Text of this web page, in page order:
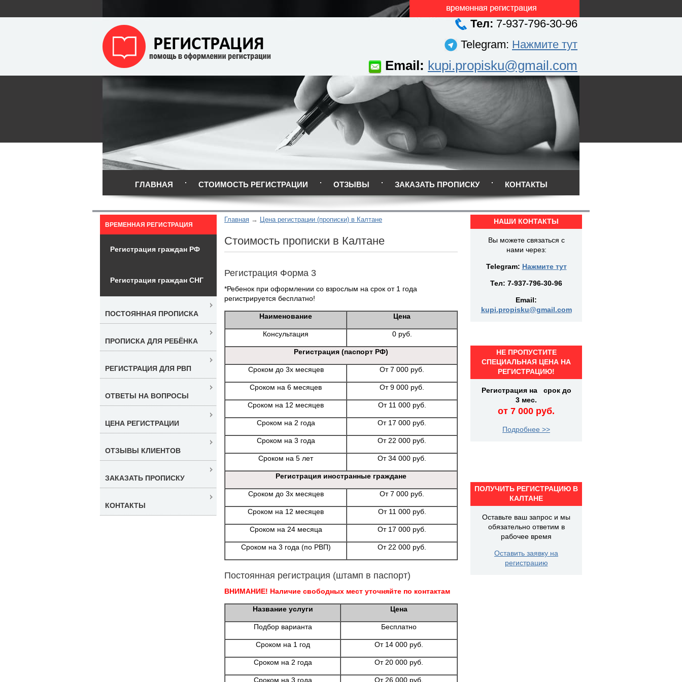
Тел: 7-937-796-30-96
Telegram: Нажмите тут
Email: kupi.propisku@gmail.com
ГЛАВНАЯ СТОИМОСТЬ РЕГИСТРАЦИИ ОТЗЫВЫ ЗАКАЗАТЬ ПРОПИСКУ КОНТАКТЫ
Главная Цена регистрации (прописки) в Калтане
Стоимость прописки в Калтане
Регистрация Форма 3
*Ребенок при оформлении со взрослым на срок от 1 года
регистрируется бесплатно!
Наименование Цена
Консультация 0 руб.
Регистрация (паспорт РФ)
Сроком до 3х месяцев От 7 000 руб.
Сроком на 6 месяцев От 9 000 руб.
Сроком на 12 месяцев От 11 000 руб.
Сроком на 2 года От 17 000 руб.
Сроком на 3 года От 22 000 руб.
Сроком на 5 лет От 34 000 руб.
Регистрация иностранные граждане
Сроком до 3х месяцев От 7 000 руб.
Сроком на 12 месяцев От 11 000 руб.
Сроком на 24 месяца От 17 000 руб.
Сроком на 3 года (по РВП) От 22 000 руб.
Постоянная регистрация (штамп в паспорт)
ВНИМАНИЕ! Наличие свободных мест уточняйте по контактам
Название услуги Цена
Подбор варианта Бесплатно
Сроком на 1 год От 14 000 руб.
Сроком на 2 года От 20 000 руб.
Сроком на 3 года От 26 000 руб.
ВРЕМЕННАЯ РЕГИСТРАЦИЯ
Регистрация граждан РФ
Регистрация граждан СНГ
ПОСТОЯННАЯ ПРОПИСКА
ПРОПИСКА ДЛЯ РЕБЁНКА
РЕГИСТРАЦИЯ ДЛЯ РВП
ОТВЕТЫ НА ВОПРОСЫ
ЦЕНА РЕГИСТРАЦИИ
ОТЗЫВЫ КЛИЕНТОВ
ЗАКАЗАТЬ ПРОПИСКУ
КОНТАКТЫ
НАШИ КОНТАКТЫ
Вы можете связаться с
нами через:
Telegram: Нажмите тут
Тел: 7-937-796-30-96
Email:
kupi.propisku@gmail.com
НЕ ПРОПУСТИТЕ
СПЕЦИАЛЬНАЯ ЦЕНА НА
РЕГИСТРАЦИЮ!
Регистрация на срок до
3 мес.
от 7 000 руб.
Подробнее >>
ПОЛУЧИТЬ РЕГИСТРАЦИЮ В
КАЛТАНЕ
Оставьте ваш запрос и мы
обязательно ответим в
рабочее время
Оставить заявку на
регистрацию